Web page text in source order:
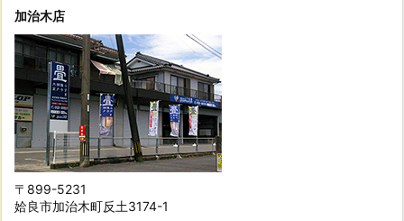
加治木店
〒899-5231
姶良市加治木町反土3174-1